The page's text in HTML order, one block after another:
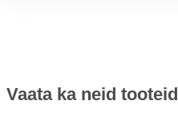
Vaata ka neid tooteid